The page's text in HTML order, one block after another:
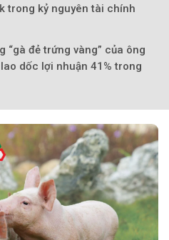
trong kỷ nguyên tài chính
“gà đẻ trứng vàng” của ông
dốc lợi nhuận 41% trong